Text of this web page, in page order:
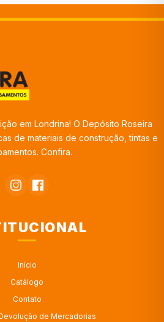
em Londrina! O Depósito Roseira
de materiais de construção, tintas e
Confira.
Início
Catálogo
Contato
de Mercadorias